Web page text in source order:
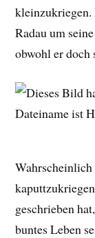
kleinzukriegen.
Radau um
obwohl er doch
geschrieben
buntes Leben